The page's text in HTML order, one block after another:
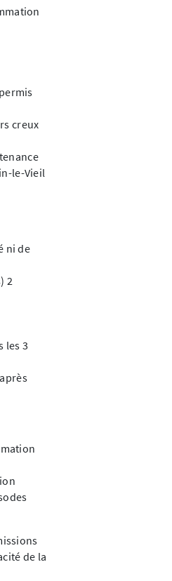
creux
le-Vieil
ni de
2
les 3
de la